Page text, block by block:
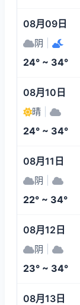
24°
1-3
16:00
33°
08月09日
阴
24° ~ 34°
08月10日
晴
24° ~ 34°
08月11日
阴
22° ~ 34°
08月12日
阴
23° ~ 34°
08月13日